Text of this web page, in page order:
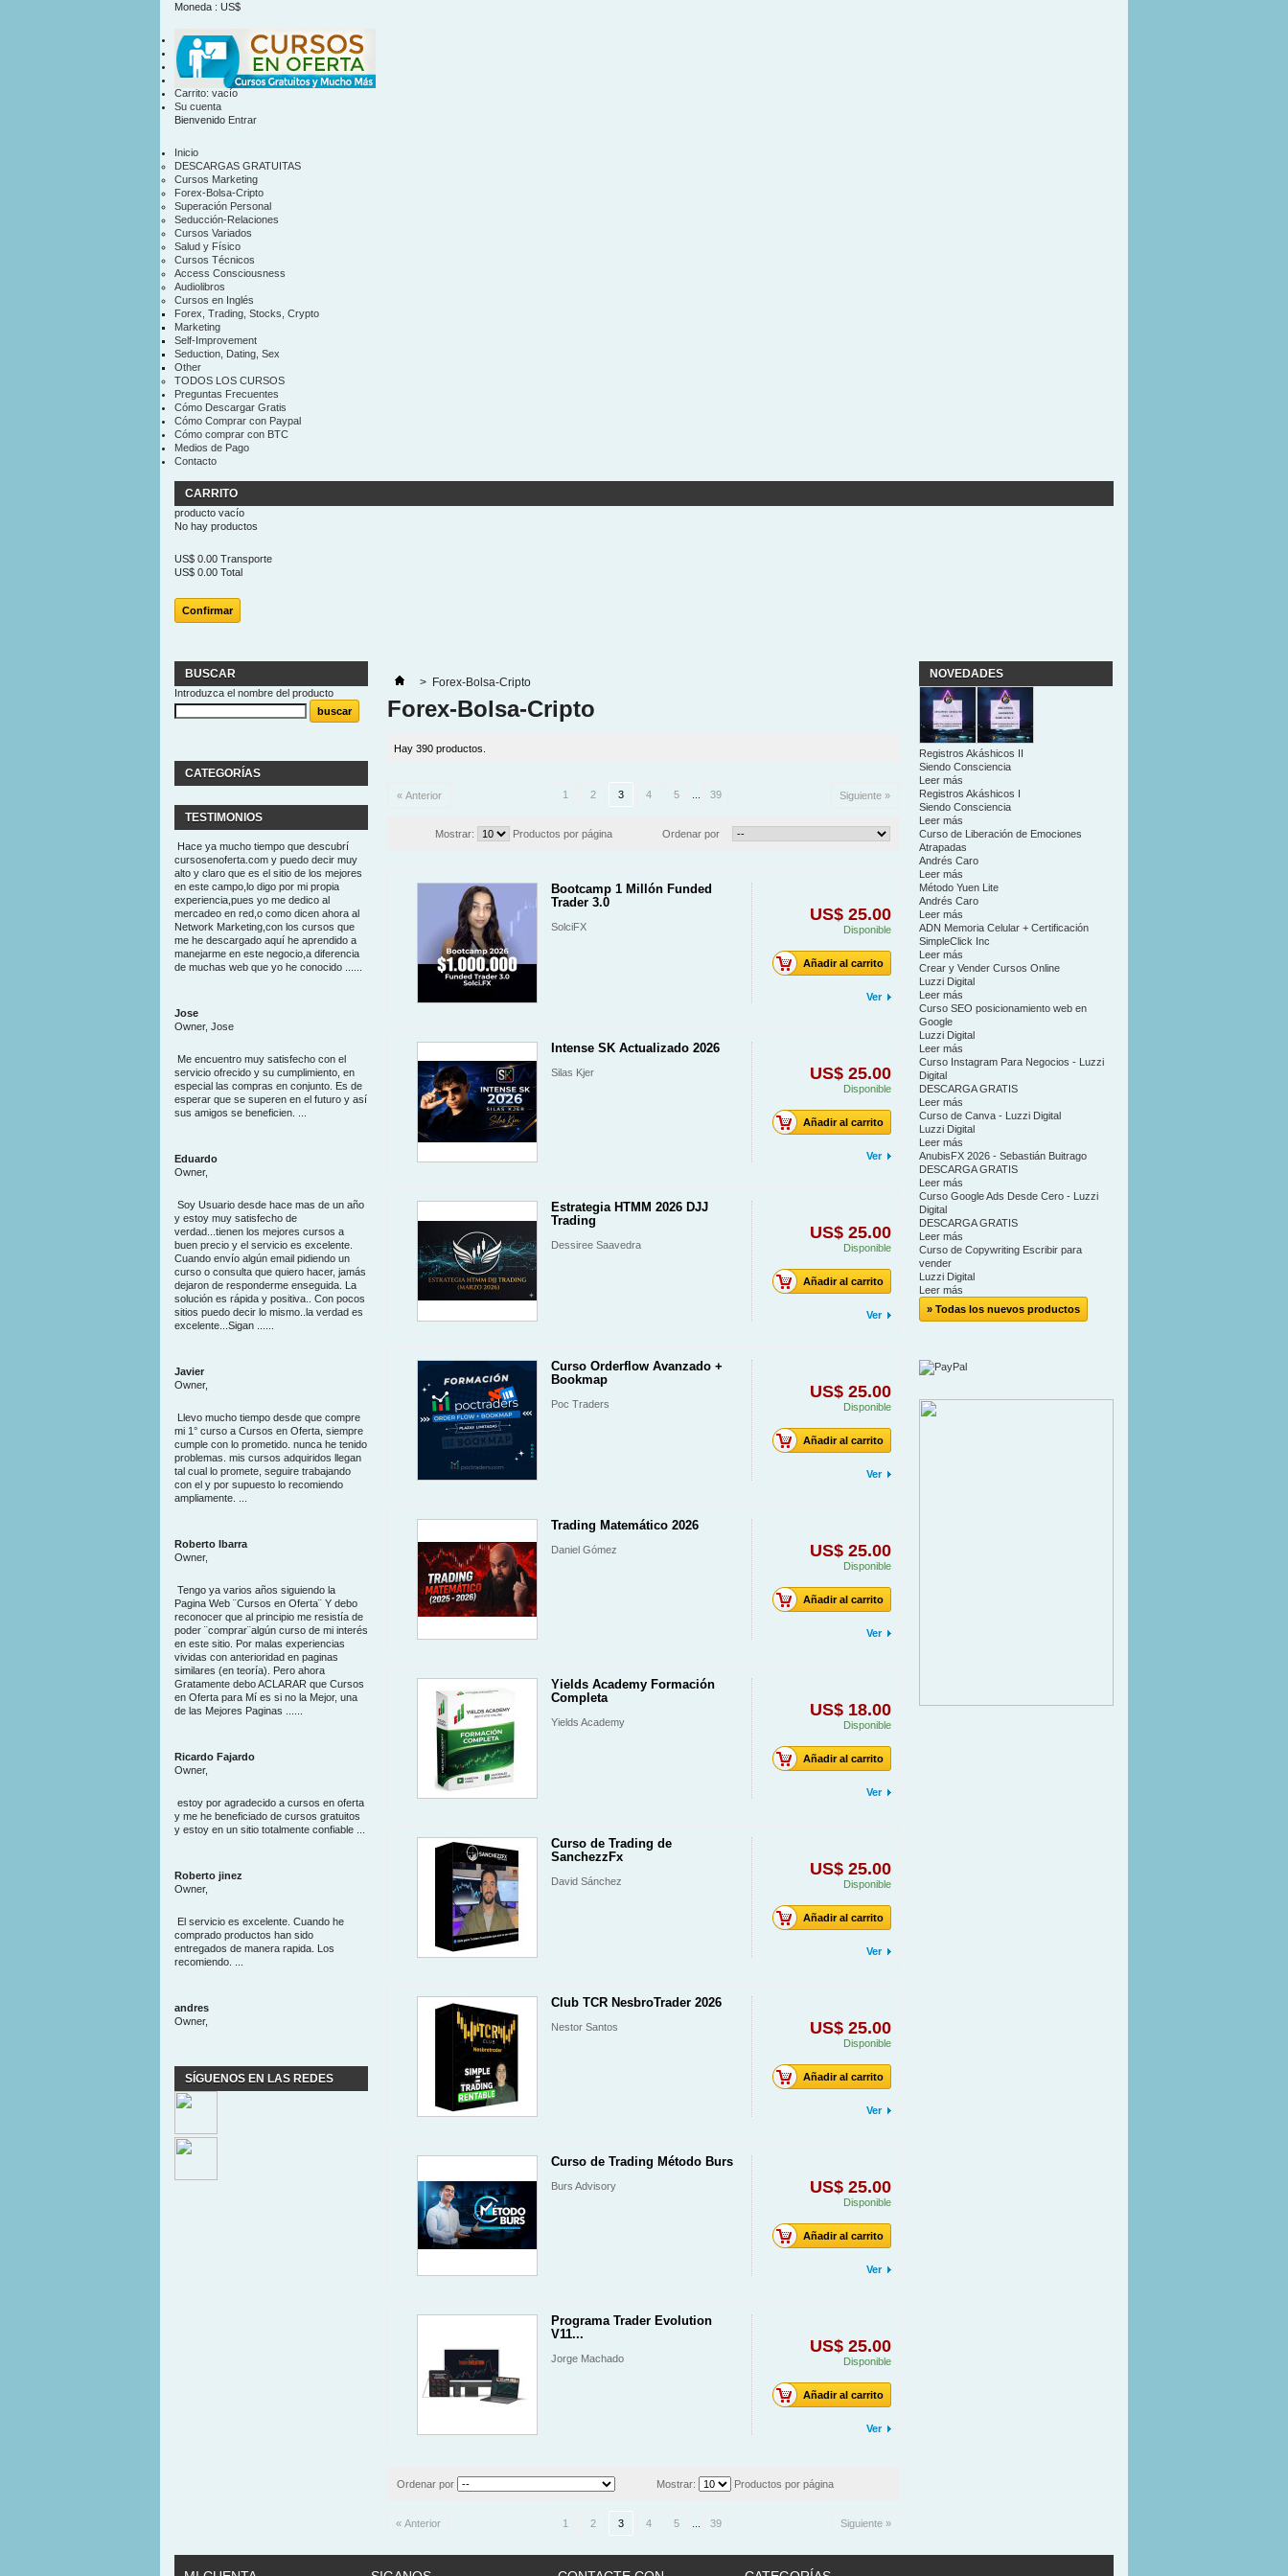
Moneda : US$
US$
contacto
mapa sitio
Carrito: vacío
Su cuenta
Bienvenido Entrar
Inicio
DESCARGAS GRATUITAS
Cursos Marketing
Forex-Bolsa-Cripto
Superación Personal
Seducción-Relaciones
Cursos Variados
Salud y Físico
Cursos Técnicos
Access Consciousness
Audiolibros
Cursos en Inglés
Forex, Trading, Stocks, Crypto
Marketing
Self-Improvement
Seduction, Dating, Sex
Other
TODOS LOS CURSOS
Preguntas Frecuentes
Cómo Descargar Gratis
Cómo Comprar con Paypal
Cómo comprar con BTC
Medios de Pago
Contacto
CARRITO
producto vacío
No hay productos
US$ 0.00 Transporte
US$ 0.00 Total
Confirmar
BUSCAR
Introduzca el nombre del producto
CATEGORÍAS
TESTIMONIOS
Hace ya mucho tiempo que descubrí
cursosenoferta.com y puedo decir muy
alto y claro que es el sitio de los mejores
en este campo,lo digo por mi propia
experiencia,pues yo me dedico al
mercadeo en red,o como dicen ahora al
Network Marketing,con los cursos que
me he descargado aquí he aprendido a
manejarme en este negocio,a diferencia
de muchas web que yo he conocido ......
Jose
Owner, Jose
Me encuentro muy satisfecho con el
servicio ofrecido y su cumplimiento, en
especial las compras en conjunto. Es de
esperar que se superen en el futuro y así
sus amigos se beneficien. ...
Eduardo
Owner,
Soy Usuario desde hace mas de un año
y estoy muy satisfecho de
verdad...tienen los mejores cursos a
buen precio y el servicio es excelente.
Cuando envío algún email pidiendo un
curso o consulta que quiero hacer, jamás
dejaron de responderme enseguida. La
solución es rápida y positiva.. Con pocos
sitios puedo decir lo mismo..la verdad es
excelente...Sigan ......
Javier
Owner,
Llevo mucho tiempo desde que compre
mi 1° curso a Cursos en Oferta, siempre
cumple con lo prometido. nunca he tenido
problemas. mis cursos adquiridos llegan
tal cual lo promete, seguire trabajando
con el y por supuesto lo recomiendo
ampliamente. ...
Roberto Ibarra
Owner,
Tengo ya varios años siguiendo la
Pagina Web ¨Cursos en Oferta¨ Y debo
reconocer que al principio me resistía de
poder ¨comprar¨algún curso de mi interés
en este sitio. Por malas experiencias
vividas con anterioridad en paginas
similares (en teoría). Pero ahora
Gratamente debo ACLARAR que Cursos
en Oferta para Mí es si no la Mejor, una
de las Mejores Paginas ......
Ricardo Fajardo
Owner,
estoy por agradecido a cursos en oferta
y me he beneficiado de cursos gratuitos
y estoy en un sitio totalmente confiable ...
Roberto jinez
Owner,
El servicio es excelente. Cuando he
comprado productos han sido
entregados de manera rapida. Los
recomiendo. ...
andres
Owner,
SÍGUENOS EN LAS REDES
> Forex-Bolsa-Cripto
Forex-Bolsa-Cripto
Hay 390 productos.
« Anterior 1 2 3 4 5 39 Siguiente »
Ordenar por
Mostrar: Productos por página
Bootcamp 1 Millón Funded
Trader 3.0
SolciFX
US$ 25.00
Disponible
Añadir al carrito
Ver
Intense SK Actualizado 2026
Silas Kjer US$ 25.00
Disponible
Añadir al carrito
Ver
Estrategia HTMM 2026 DJJ
Trading
Dessiree Saavedra
US$ 25.00
Disponible
Añadir al carrito
Ver
Curso Orderflow Avanzado +
Bookmap
Poc Traders
US$ 25.00
Disponible
Añadir al carrito
Ver
Trading Matemático 2026
Daniel Gómez US$ 25.00
Disponible
Añadir al carrito
Ver
Yields Academy Formación
Completa
Yields Academy
US$ 18.00
Disponible
Añadir al carrito
Ver
Curso de Trading de
SanchezzFx
David Sánchez
US$ 25.00
Disponible
Añadir al carrito
Ver
Club TCR NesbroTrader 2026
Nestor Santos US$ 25.00
Disponible
Añadir al carrito
Ver
Curso de Trading Método Burs
Burs Advisory US$ 25.00
Disponible
Añadir al carrito
Ver
Programa Trader Evolution
V11...
Jorge Machado
US$ 25.00
Disponible
Añadir al carrito
Ver
Ordenar por Mostrar: Productos por página
« Anterior 1 2 3 4 5 39 Siguiente »
NOVEDADES
Registros Akáshicos II
Siendo Consciencia
Leer más
Registros Akáshicos I
Siendo Consciencia
Leer más
Curso de Liberación de Emociones
Atrapadas
Andrés Caro
Leer más
Método Yuen Lite
Andrés Caro
Leer más
ADN Memoria Celular + Certificación
SimpleClick Inc
Leer más
Crear y Vender Cursos Online
Luzzi Digital
Leer más
Curso SEO posicionamiento web en
Google
Luzzi Digital
Leer más
Curso Instagram Para Negocios - Luzzi
Digital
DESCARGA GRATIS
Leer más
Curso de Canva - Luzzi Digital
Luzzi Digital
Leer más
AnubisFX 2026 - Sebastián Buitrago
DESCARGA GRATIS
Leer más
Curso Google Ads Desde Cero - Luzzi
Digital
DESCARGA GRATIS
Leer más
Curso de Copywriting Escribir para
vender
Luzzi Digital
Leer más
» Todas los nuevos productos